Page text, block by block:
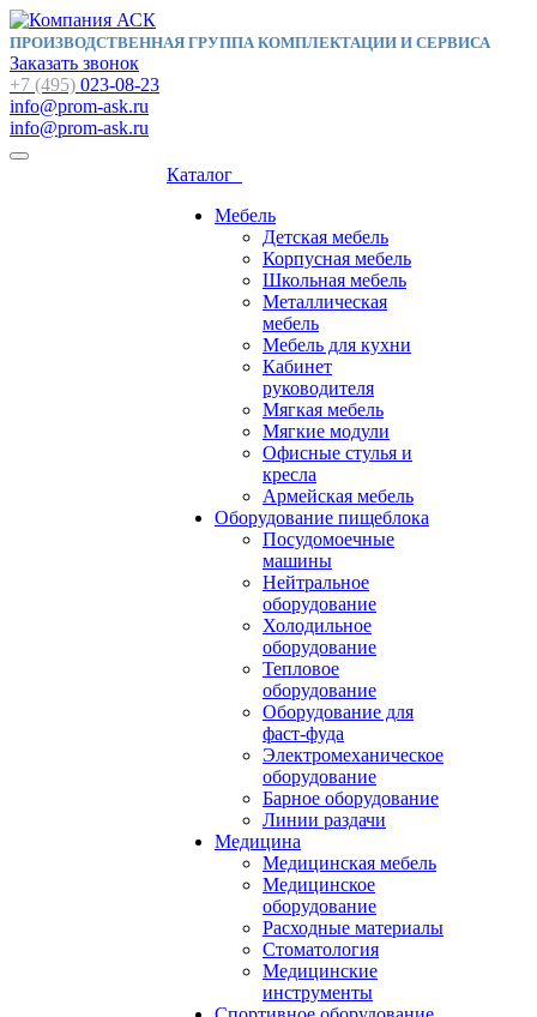
ПРОИЗВОДСТВЕННАЯ ГРУППА КОМПЛЕКТАЦИИ И СЕРВИСА
Заказать звонок
+7 (495) 023-08-23
info@prom-ask.ru
info@prom-ask.ru
Каталог
Мебель
Детская мебель
Корпусная мебель
Школьная мебель
Металлическая
мебель
Мебель для кухни
Кабинет
руководителя
Мягкая мебель
Мягкие модули
Офисные стулья и
кресла
Армейская мебель
Оборудование пищеблока
Посудомоечные
машины
Нейтральное
оборудование
Холодильное
оборудование
Тепловое
оборудование
Оборудование для
фаст-фуда
Электромеханическое
оборудование
Барное оборудование
Линии раздачи
Медицина
Медицинская мебель
Медицинское
оборудование
Расходные материалы
Стоматология
Медицинские
инструменты